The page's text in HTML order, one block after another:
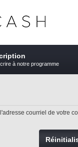
à notre programme
courriel de votre